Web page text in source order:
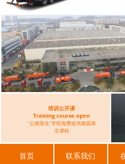
培训公开课
Training course open
“公路医生”学院免费提供路面再
生课程
首页 联系我们